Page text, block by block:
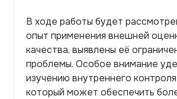
В ходе работы будет
опыт применения внешней
качества, выявлены её
проблемы. Особое внимание
изучению внутреннего
который может обеспечить